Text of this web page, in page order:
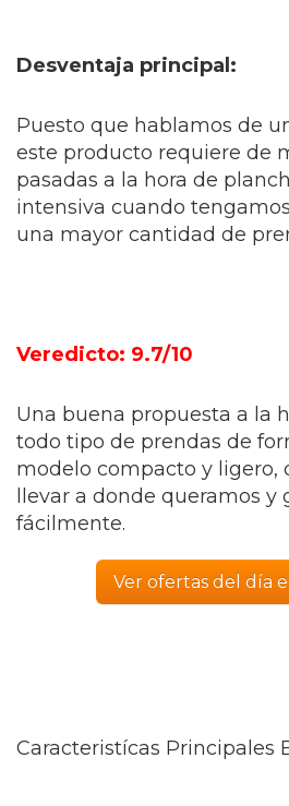
Desventaja principal:
Puesto que hablamos de
este producto requiere de
pasadas a la hora de
intensiva cuando
una mayor cantidad de
Veredicto: 9.7/10
Una buena propuesta a la
todo tipo de prendas de
modelo compacto y ligero,
llevar a donde queramos y
fácilmente.
Ver ofertas del día
Caracteristícas Principales